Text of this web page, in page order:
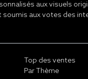
aux visuels
aux votes des
Top des ventes
Par Thème